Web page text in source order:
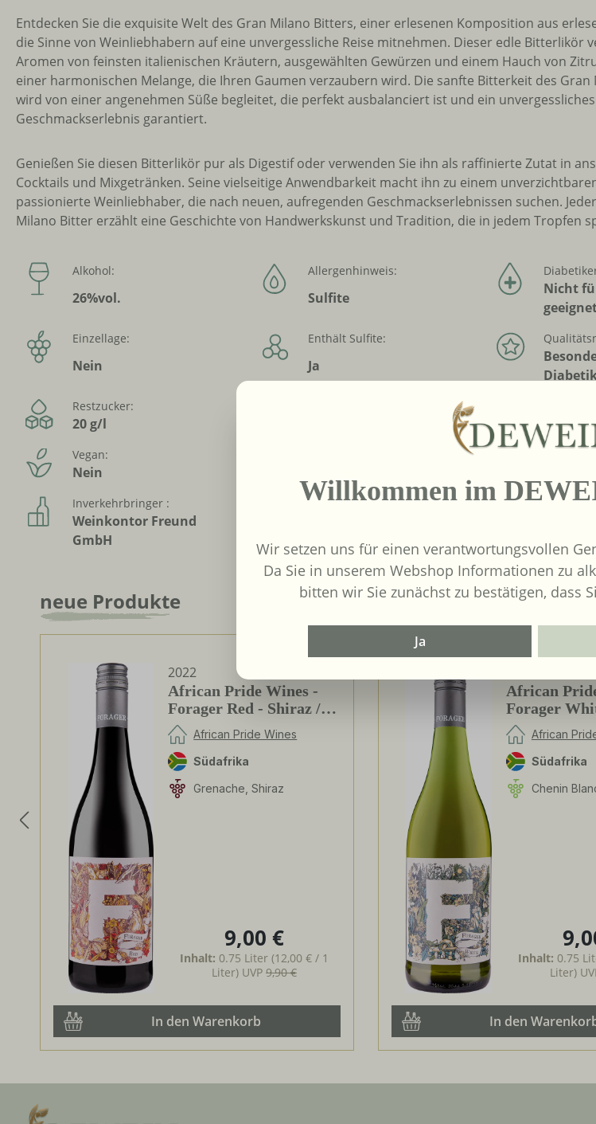
Entdecken Sie die exquisite Welt des Gran Milano Bitters, einer erlesenen Komposition aus
die Sinne von Weinliebhabern auf eine unvergessliche Reise mitnehmen. Dieser edle Bitterlikör
Aromen von feinsten italienischen Kräutern, ausgewählten Gewürzen und einem Hauch von
einer harmonischen Melange, die Ihren Gaumen verzaubern wird. Die sanfte Bitterkeit des Gran
wird von einer angenehmen Süße begleitet, die perfekt ausbalanciert ist und ein unvergessliches
Geschmackserlebnis garantiert.
Genießen Sie diesen Bitterlikör pur als Digestif oder verwenden Sie ihn als raffinierte Zutat in
Cocktails und Mixgetränken. Seine vielseitige Anwendbarkeit macht ihn zu einem
passionierte Weinliebhaber, die nach neuen, aufregenden Geschmackserlebnissen suchen.
Milano Bitter erzählt eine Geschichte von Handwerkskunst und Tradition, die in jedem Tropfen
Alkohol:
26%vol.
Allergenhinweis:
Sulfite
Nicht
Einzellage:
Nein
Enthält Sulfite:
Ja
Restzucker:
20 g/l
Vegan:
Nein
Inverkehrbringer :
Weinkontor Freund
GmbH
Produktgalerie überspringen
neue Produkte
2022
African Pride Wines -
Forager Red - Shiraz /
Grenache
African Pride Wines
Südafrika
Grenache, Shiraz
Regulärer Preis:
9,00 €
Inhalt: 0.75 Liter (12,00 € / 1
Liter) UVP 9,90 €
In den Warenkorb
African
Forager
Blanc /
African
Südafrika
Chenin
Inhalt: 0.75
Liter)
In den
Willkommen im
Wir setzen uns für einen verantwortungsvollen
Da Sie in unserem Webshop Informationen zu
bitten wir Sie zunächst zu bestätigen, dass
Ja